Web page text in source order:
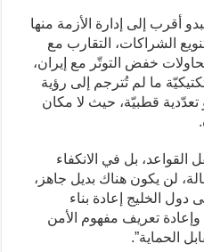
أقرب إلى إدارة الأزمة منها
الشراكات، التقارب مع
خفض التوتّر مع إيران،
ما لم تُترجم إلى رؤية
تعدّدية قطبيّة، حيث لا مكان
القواعد، بل في الانكفاء
لن يكون هناك بديل جاهز،
الخليج إعادة بناء
تعريف مفهوم الأمن
الحماية”.